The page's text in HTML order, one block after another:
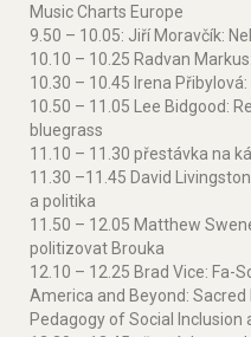
Music Charts Europe
9.50 – 10.05: Jiří Moravčík:
10.10 – 10.25 Radvan
10.30 – 10.45 Irena
10.50 – 11.05 Lee Bidgood:
bluegrass
11.10 – 11.30 přestávka na
11.30 –11.45 David
a politika
11.50 – 12.05 Matthew
politizovat Brouka
12.10 – 12.25 Brad Vice: Fa-
America and Beyond:
Pedagogy of Social